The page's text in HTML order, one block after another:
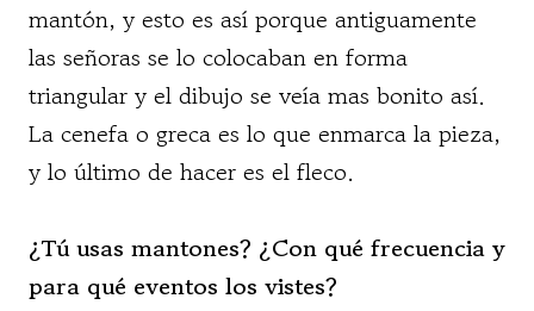
mantón, y esto es así porque antiguamente
las señoras se lo colocaban en forma
triangular y el dibujo se veía mas bonito así.
La cenefa o greca es lo que enmarca la pieza,
y lo último de hacer es el fleco.
¿Tú usas mantones? ¿Con qué frecuencia y
para qué eventos los vistes?